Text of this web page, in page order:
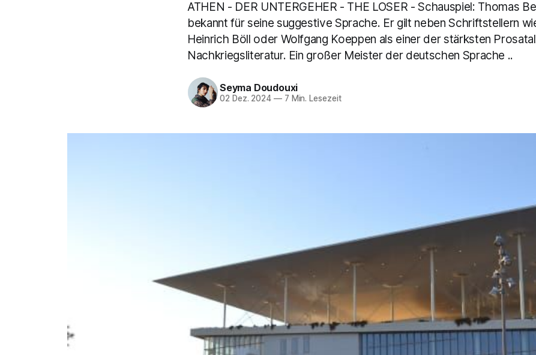
ATHEN - DER UNTERGEHER - THE LOSER - Schauspiel: Thomas
bekannt für seine suggestive Sprache. Er gilt neben Schriftstellern
Heinrich Böll oder Wolfgang Koeppen als einer der stärksten
Nachkriegsliteratur. Ein großer Meister der deutschen Sprache ..
Seyma Doudouxi
02 Dez. 2024 —7 Min. Lesezeit